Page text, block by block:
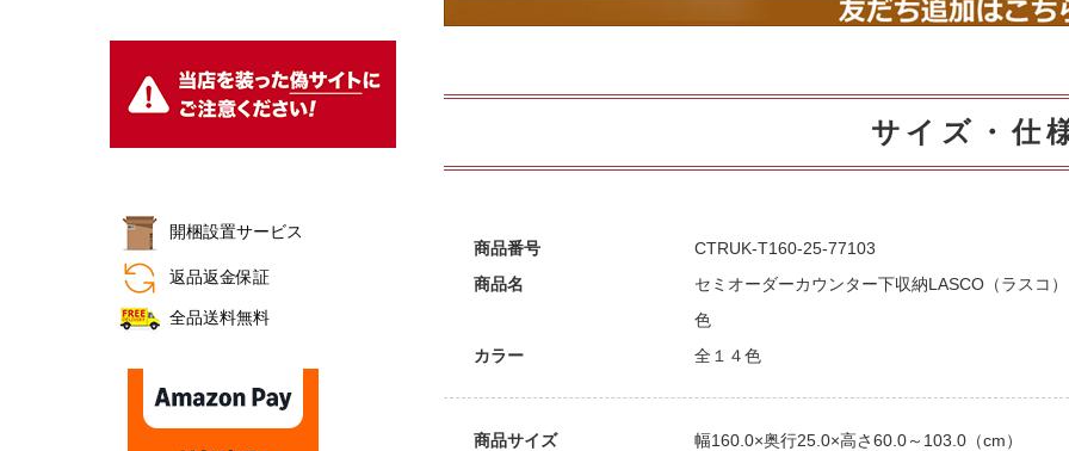
【Pittaly】耐震上
サイズ・仕
商品番号
CTRUK-T160-25-77103
商品名
セミオーダーカウンター下収納LASCO（ラスコ
色
カラー
全１４色
商品サイズ 幅160.0×奥行25.0×高さ60.0～103.0（cm）
開梱設置サービス
返品返金保証
全品送料無料